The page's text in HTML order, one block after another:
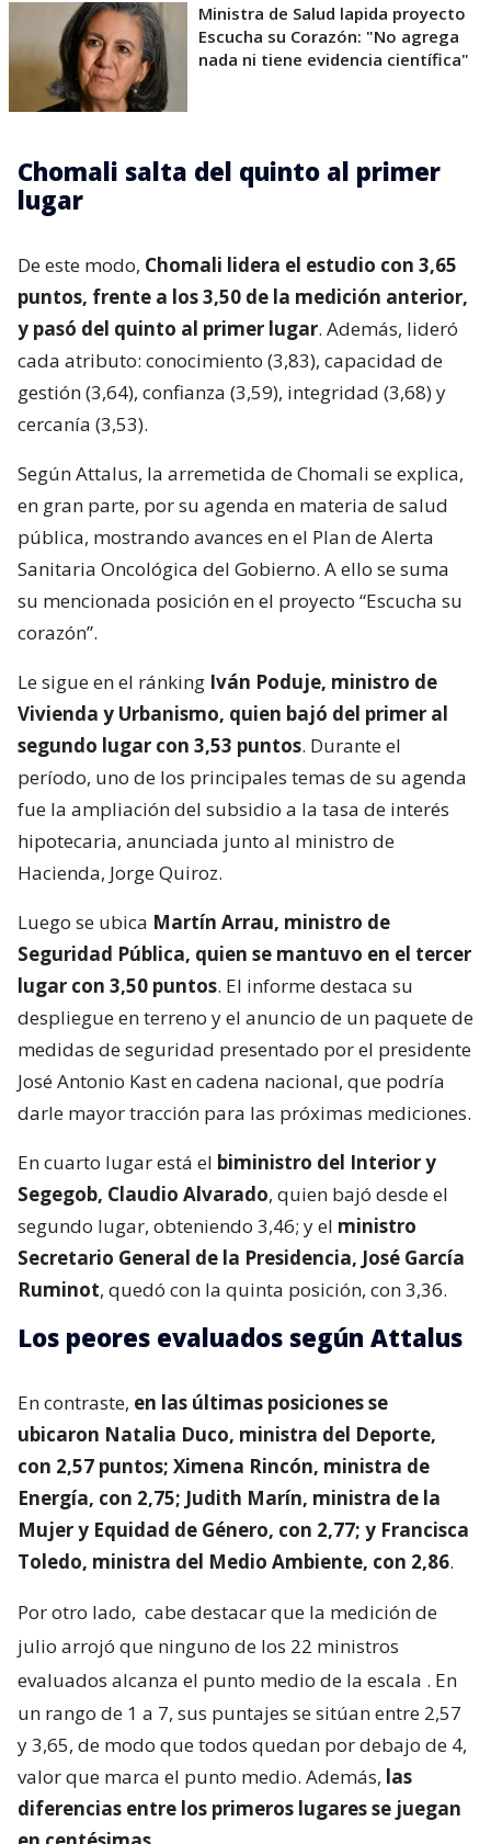
Ministra de Salud lapida proyecto
Escucha su Corazón: "No agrega
nada ni tiene evidencia científica"
Chomali salta del quinto al primer
lugar
De este modo, Chomali lidera el estudio con 3,65
puntos, frente a los 3,50 de la medición anterior,
y pasó del quinto al primer lugar. Además, lideró
cada atributo: conocimiento (3,83), capacidad de
gestión (3,64), confianza (3,59), integridad (3,68) y
cercanía (3,53).
Según Attalus, la arremetida de Chomali se explica,
en gran parte, por su agenda en materia de salud
pública, mostrando avances en el Plan de Alerta
Sanitaria Oncológica del Gobierno. A ello se suma
su mencionada posición en el proyecto “Escucha su
corazón”.
Le sigue en el ránking Iván Poduje, ministro de
Vivienda y Urbanismo, quien bajó del primer al
segundo lugar con 3,53 puntos. Durante el
período, uno de los principales temas de su agenda
fue la ampliación del subsidio a la tasa de interés
hipotecaria, anunciada junto al ministro de
Hacienda, Jorge Quiroz.
Luego se ubica Martín Arrau, ministro de
Seguridad Pública, quien se mantuvo en el tercer
lugar con 3,50 puntos. El informe destaca su
despliegue en terreno y el anuncio de un paquete de
medidas de seguridad presentado por el presidente
José Antonio Kast en cadena nacional, que podría
darle mayor tracción para las próximas mediciones.
En cuarto lugar está el biministro del Interior y
Segegob, Claudio Alvarado, quien bajó desde el
segundo lugar, obteniendo 3,46; y el ministro
Secretario General de la Presidencia, José García
Ruminot, quedó con la quinta posición, con 3,36.
Los peores evaluados según Attalus
En contraste, en las últimas posiciones se
ubicaron Natalia Duco, ministra del Deporte,
con 2,57 puntos; Ximena Rincón, ministra de
Energía, con 2,75; Judith Marín, ministra de la
Mujer y Equidad de Género, con 2,77; y Francisca
Toledo, ministra del Medio Ambiente, con 2,86.
Por otro lado, cabe destacar que la medición de
julio arrojó que ninguno de los 22 ministros
evaluados alcanza el punto medio de la escala . En
un rango de 1 a 7, sus puntajes se sitúan entre 2,57
y 3,65, de modo que todos quedan por debajo de 4,
valor que marca el punto medio. Además, las
diferencias entre los primeros lugares se juegan